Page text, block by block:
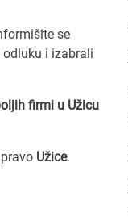
se
i izabrali
firmi u Užicu
Užice.